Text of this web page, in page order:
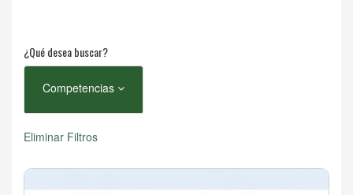
¿Qué desea buscar?
Competencias
Eliminar Filtros